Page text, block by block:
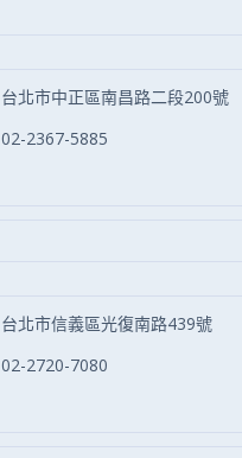
台北市中正區南昌路二段200號
02-2367-5885
台北市信義區光復南路439號
02-2720-7080